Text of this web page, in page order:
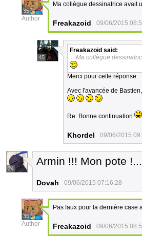
35
Author
Ma collègue dessinatrice avait
Freakazoid 09/06/2015
45
Freakazoid said:
Ma collègue
Merci pour cette réponse.
Avec l'avancée de
Re: Bonne continuation
Khordel 09/06/2015
24
Armin !!! Mon pote
Dovah 09/06/2015 07:16:28
35
Author
Pas faux pour la dernière case
Freakazoid 09/06/2015